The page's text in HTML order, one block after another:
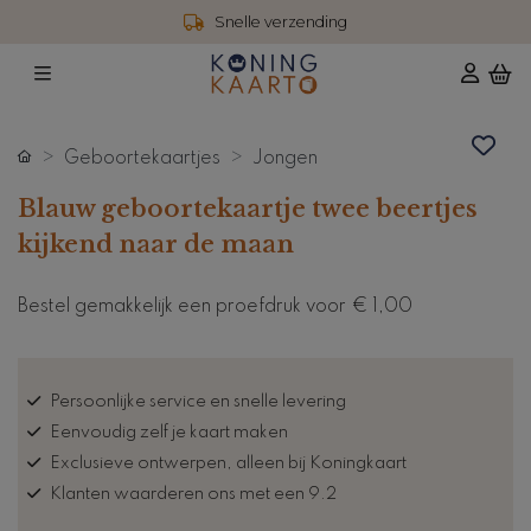
Snelle verzending
Geboortekaartjes Jongen
Blauw geboortekaartje twee beertjes
kijkend naar de maan
Bestel gemakkelijk een proefdruk voor € 1,00
Persoonlijke service en snelle levering
Eenvoudig zelf je kaart maken
Exclusieve ontwerpen, alleen bij Koningkaart
Klanten waarderen ons met een 9.2